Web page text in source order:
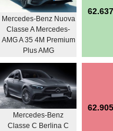
Mercedes-Benz Nuova
Classe A Mercedes-
AMG A 35 4M Premium
Plus AMG
Mercedes-Benz
Classe C Berlina C